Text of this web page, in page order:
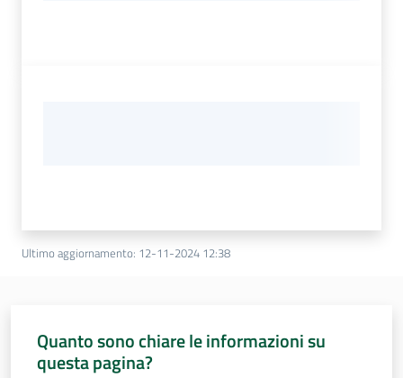
Ultimo aggiornamento: 12-11-2024 12:38
Quanto sono chiare le informazioni su
questa pagina?